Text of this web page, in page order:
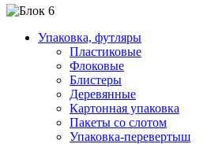
Упаковка, футляры
Пластиковые
Флоковые
Блистеры
Деревянные
Картонная упаковка
Пакеты со слотом
Упаковка-перевертыш